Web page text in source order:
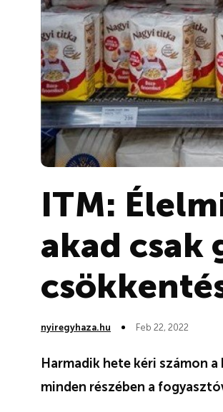
ITM:
akad csak
nyiregyhaza.hu Feb 22, 2022
Harmadik hete kéri számon
minden részében a